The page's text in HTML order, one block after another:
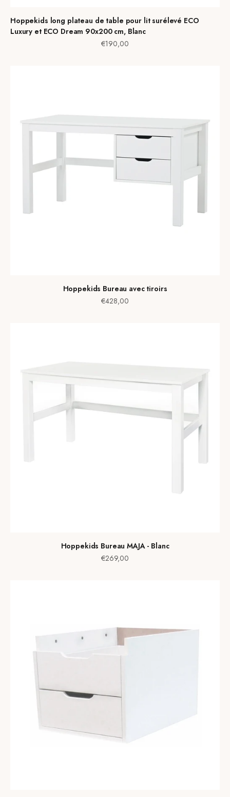
Hoppekids long plateau de table pour lit surélevé ECO
Luxury et ECO Dream 90x200 cm, Blanc
Prix de vente
€190,00
Hoppekids Bureau avec tiroirs
Prix de vente
€428,00
Hoppekids Bureau MAJA - Blanc
Prix de vente
€269,00